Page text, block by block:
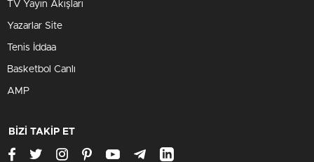
TV Yayın Akışları
Yazarlar Site
Tenis İddaa
Basketbol Canlı
AMP
BİZİ TAKİP ET